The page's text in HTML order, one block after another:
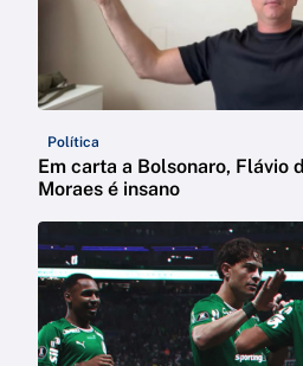
Política
Em carta a Bolsonaro, Flávio
Moraes é insano